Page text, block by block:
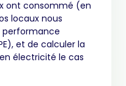
ont consommé (en
locaux nous
performance
et de calculer la
électricité le cas